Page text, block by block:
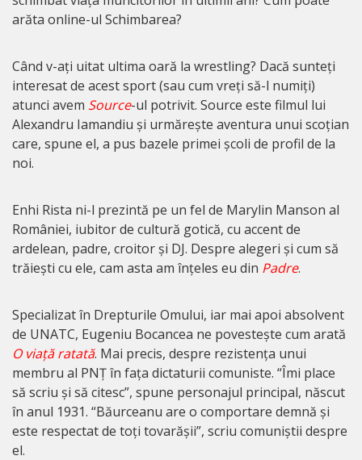
arăta online-ul Schimbarea?
Când v-ați uitat ultima oară la wrestling? Dacă sunteți
interesat de acest sport (sau cum vreți să-l numiți)
atunci avem Source-ul potrivit. Source este filmul lui
Alexandru Iamandiu și urmărește aventura unui scoțian
care, spune el, a pus bazele primei școli de profil de la
noi.
Enhi Rista ni-l prezintă pe un fel de Marylin Manson al
României, iubitor de cultură gotică, cu accent de
ardelean, padre, croitor și DJ. Despre alegeri și cum să
trăiești cu ele, cam asta am înțeles eu din Padre.
Specializat în Drepturile Omului, iar mai apoi absolvent
de UNATC, Eugeniu Bocancea ne povestește cum arată
O viață ratată. Mai precis, despre rezistența unui
membru al PNȚ în fața dictaturii comuniste. “Îmi place
să scriu și să citesc”, spune personajul principal, născut
în anul 1931. “Băurceanu are o comportare demnă și
este respectat de toți tovarășii”, scriu comuniștii despre
el.